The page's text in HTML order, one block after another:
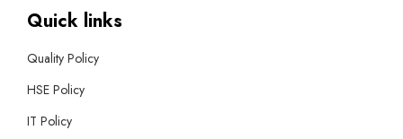
Quick links
Quality Policy
HSE Policy
IT Policy